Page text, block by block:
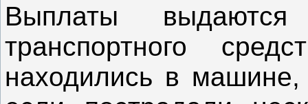
Выплаты
транспортного
находились в машине,